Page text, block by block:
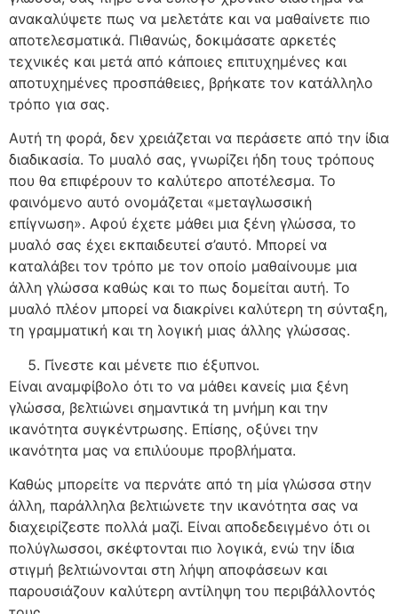
ανακαλύψετε πως να μελετάτε και να μαθαίνετε πιο
αποτελεσματικά. Πιθανώς, δοκιμάσατε αρκετές
τεχνικές και μετά από κάποιες επιτυχημένες και
αποτυχημένες προσπάθειες, βρήκατε τον κατάλληλο
τρόπο για σας.
Αυτή τη φορά, δεν χρειάζεται να περάσετε από την ίδια
διαδικασία. Το μυαλό σας, γνωρίζει ήδη τους τρόπους
που θα επιφέρουν το καλύτερο αποτέλεσμα. Το
φαινόμενο αυτό ονομάζεται «μεταγλωσσική
επίγνωση». Αφού έχετε μάθει μια ξένη γλώσσα, το
μυαλό σας έχει εκπαιδευτεί σ’αυτό. Μπορεί να
καταλάβει τον τρόπο με τον οποίο μαθαίνουμε μια
άλλη γλώσσα καθώς και το πως δομείται αυτή. Το
μυαλό πλέον μπορεί να διακρίνει καλύτερη τη σύνταξη,
τη γραμματική και τη λογική μιας άλλης γλώσσας.
Γίνεστε και μένετε πιο έξυπνοι.
Είναι αναμφίβολο ότι το να μάθει κανείς μια ξένη
γλώσσα, βελτιώνει σημαντικά τη μνήμη και την
ικανότητα συγκέντρωσης. Επίσης, οξύνει την
ικανότητα μας να επιλύουμε προβλήματα.
Καθώς μπορείτε να περνάτε από τη μία γλώσσα στην
άλλη, παράλληλα βελτιώνετε την ικανότητα σας να
διαχειρίζεστε πολλά μαζί. Είναι αποδεδειγμένο ότι οι
πολύγλωσσοι, σκέφτονται πιο λογικά, ενώ την ίδια
στιγμή βελτιώνονται στη λήψη αποφάσεων και
παρουσιάζουν καλύτερη αντίληψη του περιβάλλοντός